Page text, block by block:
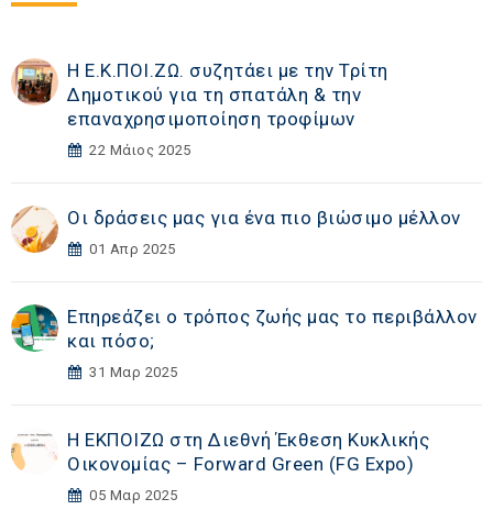
Η Ε.Κ.ΠΟΙ.ΖΩ. συζητάει με την Τρίτη
Δημοτικού για τη σπατάλη & την
επαναχρησιμοποίηση τροφίμων
22 Μάιος 2025
Οι δράσεις μας για ένα πιο βιώσιμο μέλλον
01 Απρ 2025
Επηρεάζει ο τρόπος ζωής μας το περιβάλλον
και πόσο;
31 Μαρ 2025
Η ΕΚΠΟΙΖΩ στη Διεθνή Έκθεση Κυκλικής
Οικονομίας – Forward Green (FG Expo)
05 Μαρ 2025